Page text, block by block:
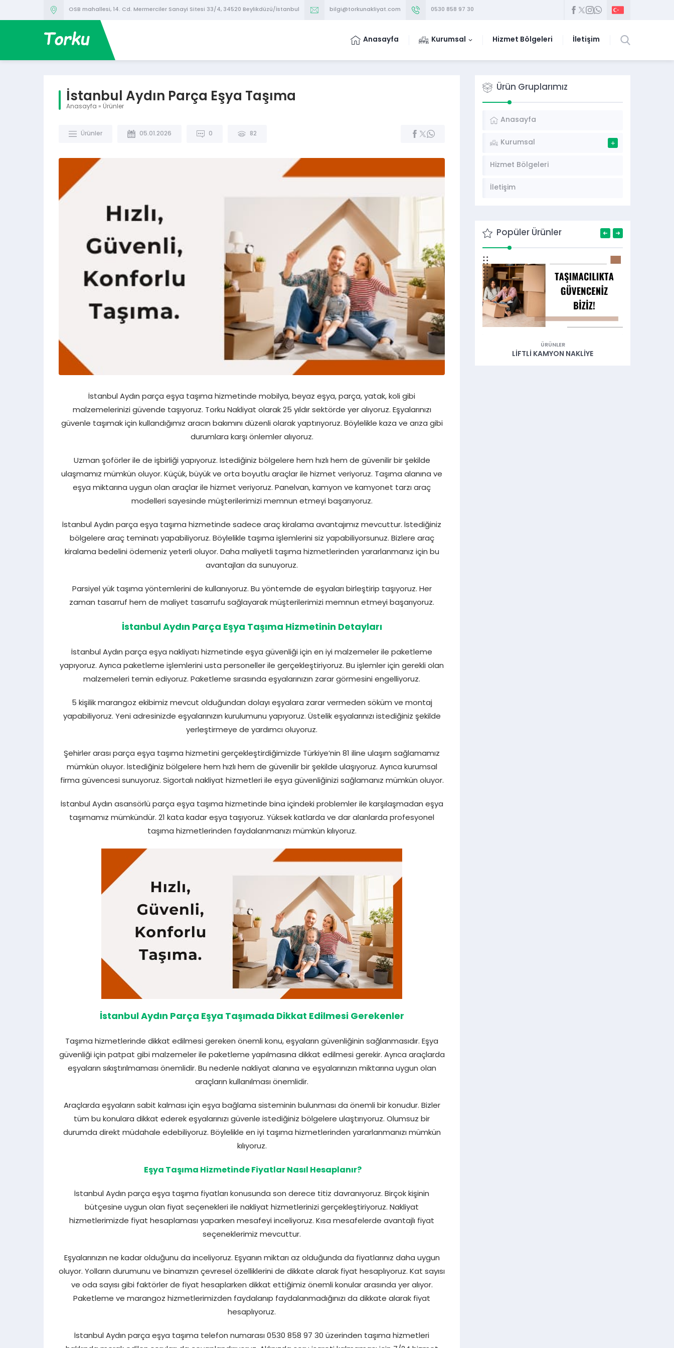
OSB mahallesi, 14. Cd. Mermerciler Sanayi Sitesi 33/4, 34520 Beylikdüzü/İstanbul bilgi@torkunakliyat.com 0530 858 97 30
Anasayfa Kurumsal Hizmet Bölgeleri İletişim
İstanbul Aydın Parça Eşya Taşıma
Anasayfa » Ürünler
Ürünler 05.01.2026 0 82
İstanbul Aydın parça eşya taşıma hizmetinde mobilya, beyaz eşya, parça, yatak, koli gibi
malzemelerinizi güvende taşıyoruz. Torku Nakliyat olarak 25 yıldır sektörde yer alıyoruz. Eşyalarınızı
güvenle taşımak için kullandığımız aracın bakımını düzenli olarak yaptırıyoruz. Böylelikle kaza ve arıza gibi
durumlara karşı önlemler alıyoruz.
Uzman şoförler ile de işbirliği yapıyoruz. İstediğiniz bölgelere hem hızlı hem de güvenilir bir şekilde
ulaşmamız mümkün oluyor. Küçük, büyük ve orta boyutlu araçlar ile hizmet veriyoruz. Taşıma alanına ve
eşya miktarına uygun olan araçlar ile hizmet veriyoruz. Panelvan, kamyon ve kamyonet tarzı araç
modelleri sayesinde müşterilerimizi memnun etmeyi başarıyoruz.
İstanbul Aydın parça eşya taşıma hizmetinde sadece araç kiralama avantajımız mevcuttur. İstediğiniz
bölgelere araç teminatı yapabiliyoruz. Böylelikle taşıma işlemlerini siz yapabiliyorsunuz. Bizlere araç
kiralama bedelini ödemeniz yeterli oluyor. Daha maliyetli taşıma hizmetlerinden yararlanmanız için bu
avantajları da sunuyoruz.
Parsiyel yük taşıma yöntemlerini de kullanıyoruz. Bu yöntemde de eşyaları birleştirip taşıyoruz. Her
zaman tasarruf hem de maliyet tasarrufu sağlayarak müşterilerimizi memnun etmeyi başarıyoruz.
İstanbul Aydın Parça Eşya Taşıma Hizmetinin Detayları
İstanbul Aydın parça eşya nakliyatı hizmetinde eşya güvenliği için en iyi malzemeler ile paketleme
yapıyoruz. Ayrıca paketleme işlemlerini usta personeller ile gerçekleştiriyoruz. Bu işlemler için gerekli olan
malzemeleri temin ediyoruz. Paketleme sırasında eşyalarınızın zarar görmesini engelliyoruz.
5 kişilik marangoz ekibimiz mevcut olduğundan dolayı eşyalara zarar vermeden söküm ve montaj
yapabiliyoruz. Yeni adresinizde eşyalarınızın kurulumunu yapıyoruz. Üstelik eşyalarınızı istediğiniz şekilde
yerleştirmeye de yardımcı oluyoruz.
Şehirler arası parça eşya taşıma hizmetini gerçekleştirdiğimizde Türkiye’nin 81 iline ulaşım sağlamamız
mümkün oluyor. İstediğiniz bölgelere hem hızlı hem de güvenilir bir şekilde ulaşıyoruz. Ayrıca kurumsal
firma güvencesi sunuyoruz. Sigortalı nakliyat hizmetleri ile eşya güvenliğinizi sağlamanız mümkün oluyor.
İstanbul Aydın asansörlü parça eşya taşıma hizmetinde bina içindeki problemler ile karşılaşmadan eşya
taşımamız mümkündür. 21 kata kadar eşya taşıyoruz. Yüksek katlarda ve dar alanlarda profesyonel
taşıma hizmetlerinden faydalanmanızı mümkün kılıyoruz.
İstanbul Aydın Parça Eşya Taşımada Dikkat Edilmesi Gerekenler
Taşıma hizmetlerinde dikkat edilmesi gereken önemli konu, eşyaların güvenliğinin sağlanmasıdır. Eşya
güvenliği için patpat gibi malzemeler ile paketleme yapılmasına dikkat edilmesi gerekir. Ayrıca araçlarda
eşyaların sıkıştırılmaması önemlidir. Bu nedenle nakliyat alanına ve eşyalarınızın miktarına uygun olan
araçların kullanılması önemlidir.
Araçlarda eşyaların sabit kalması için eşya bağlama sisteminin bulunması da önemli bir konudur. Bizler
tüm bu konulara dikkat ederek eşyalarınızı güvenle istediğiniz bölgelere ulaştırıyoruz. Olumsuz bir
durumda direkt müdahale edebiliyoruz. Böylelikle en iyi taşıma hizmetlerinden yararlanmanızı mümkün
kılıyoruz.
Eşya Taşıma Hizmetinde Fiyatlar Nasıl Hesaplanır?
İstanbul Aydın parça eşya taşıma fiyatları konusunda son derece titiz davranıyoruz. Birçok kişinin
bütçesine uygun olan fiyat seçenekleri ile nakliyat hizmetlerinizi gerçekleştiriyoruz. Nakliyat
hizmetlerimizde fiyat hesaplaması yaparken mesafeyi inceliyoruz. Kısa mesafelerde avantajlı fiyat
seçeneklerimiz mevcuttur.
Eşyalarınızın ne kadar olduğunu da inceliyoruz. Eşyanın miktarı az olduğunda da fiyatlarınız daha uygun
oluyor. Yolların durumunu ve binamızın çevresel özelliklerini de dikkate alarak fiyat hesaplıyoruz. Kat sayısı
ve oda sayısı gibi faktörler de fiyat hesaplarken dikkat ettiğimiz önemli konular arasında yer alıyor.
Paketleme ve marangoz hizmetlerimizden faydalanıp faydalanmadığınızı da dikkate alarak fiyat
hesaplıyoruz.
İstanbul Aydın parça eşya taşıma telefon numarası 0530 858 97 30 üzerinden taşıma hizmetleri
Ürün Gruplarımız
Anasayfa
Kurumsal
Hizmet Bölgeleri
İletişim
Popüler Ürünler
LIFTLI KAMYON NAKLIYE LIFTLI KAMYONET NAKLIYE